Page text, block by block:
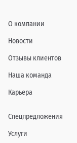
О компании
Новости
Отзывы клиентов
Наша команда
Карьера
Спецпредложения
Услуги